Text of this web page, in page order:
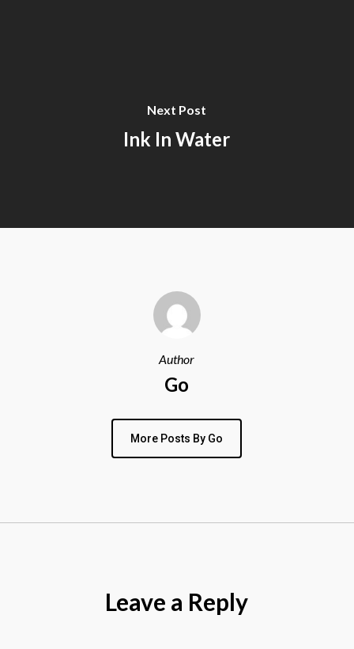
Next Post
Ink In Water
Author
Go
More Posts By Go
Leave a Reply